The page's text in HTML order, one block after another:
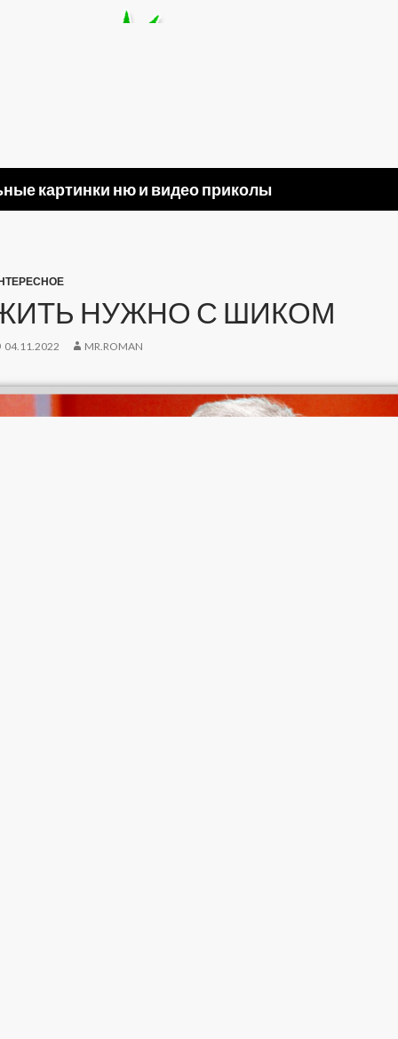
картинки ню и видео приколы
НУЖНО С ШИКОМ
04.11.2022 MR.ROMAN